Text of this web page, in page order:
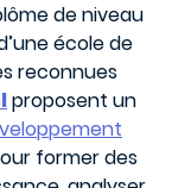
de niveau
école de
reconnues
proposent un
former des